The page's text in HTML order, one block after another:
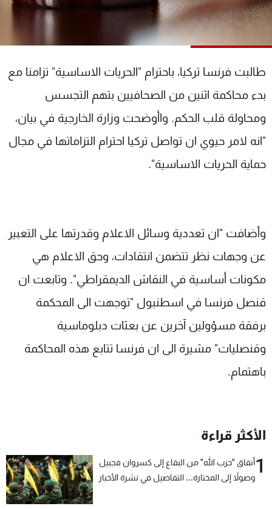
طالبت فرنسا تركيا، باحترام "الحريات الاساسية" تزامنا مع
بدء محاكمة اثنين من الصحافيين بتهم التجسس
ومحاولة قلب الحكم. واأوضحت وزارة الخارجية في بيان،
"انه لامر حيوي ان تواصل تركيا احترام التزاماتها في مجال
حماية الحريات الاساسية".
وأضافت "ان تعددية وسائل الاعلام وقدرتها على التعبير
عن وجهات نظر تتضمن انتقادات، وحق الاعلام هي
مكونات أساسية في النقاش الديمقراطي". وتابعت ان
قنصل فرنسا في اسطنبول "توجهت الى المحكمة
برفقة مسؤولين آخرين عن بعثات دبلوماسية
وقنصليات" مشيرة الى ان فرنسا تتابع هذه المحاكمة
باهتمام.
الأكثر قراءة
1أنفاق "حزب الله" من البقاع إلى كسروان فجبيل
وصولاً إلى المختارة... التفاصيل في نشرة الأخبار
شاهد البرامج
عن MTV
لاعلاناتكم
وظائف
تواصل معنا
شروط الإسـتخدام